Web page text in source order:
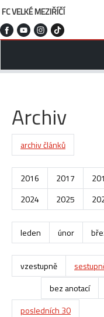
FC VELKÉ MEZIŘÍČÍ
Archiv
archiv článků
2016 2017
2024
2025
leden únor
vzestupně
bez anotací
posledních 30